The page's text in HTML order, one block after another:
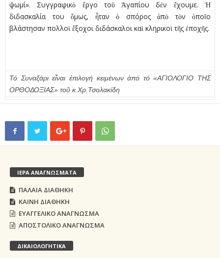
ψωµί». Συγγραφικὸ ἔργο τοῦ Ἀγαπίου δὲν ἔχουµε. Ἡ
διδασκαλία του ὅµως, ἦταν ὁ σπόρος ἀπὸ τὸν ὁποῖο
βλάστησαν πολλοὶ ἔξοχοι διδάσκαλοι καὶ κληρικοὶ τῆς ἐποχῆς.
Τό Συναξάρι εἶναι ἐπιλογή κειμένων ἀπό τό «ΑΓΙΟΛΟΓΙΟ ΤΗΣ
ΟΡΘΟΔΟΞΙΑΣ» τοῦ κ.Χρ.Τσολακίδη
ΙΕΡΑ ΑΝΑΓΝΩΣΜΑΤΑ
ΠΑΛΑΙΑ ΔΙΑΘΗΚΗ
ΚΑΙΝΗ ΔΙΑΘΗΚΗ
ΕΥΑΓΓΕΛΙΚΟ ΑΝΑΓΝΩΣΜΑ
ΑΠΟΣΤΟΛΙΚΟ ΑΝΑΓΝΩΣΜΑ
ΔΙΚΑΙΟΛΟΓΗΤΙΚΑ